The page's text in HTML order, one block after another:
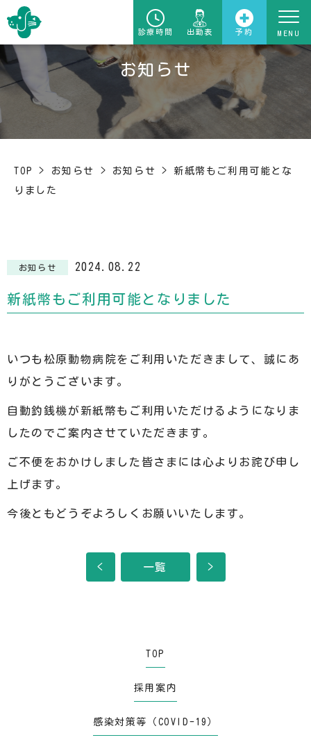
診療時間 出勤表 予約
お知らせ
TOP > お知らせ > お知らせ > 新紙幣もご利用可能とな
りました
お知らせ 2024.08.22
新紙幣もご利用可能となりました
いつも松原動物病院をご利用いただきまして、誠にあ
りがとうございます。
自動釣銭機が新紙幣もご利用いただけるようになりま
したのでご案内させていただきます。
ご不便をおかけしました皆さまには心よりお詫び申し
上げます。
今後ともどうぞよろしくお願いいたします。
< 一覧 >
TOP
採用案内
感染対策等（COVID-19）